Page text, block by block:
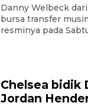
Danny Welbeck
bursa transfer
resminya pada
Chelsea bidik
Jordan